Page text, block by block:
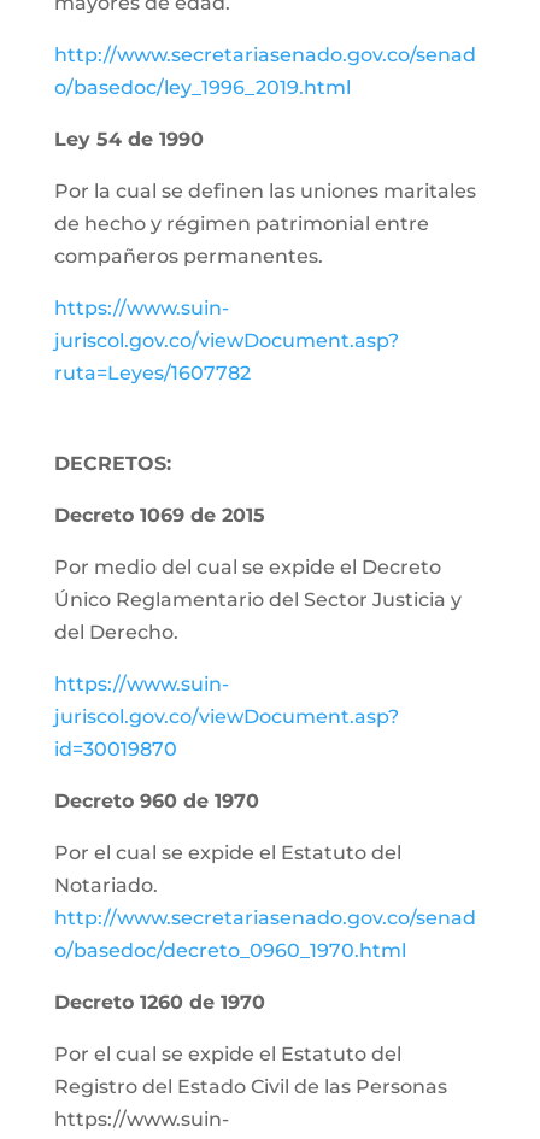
http://www.secretariasenado.gov.co/senad
o/basedoc/ley_1996_2019.html
Ley 54 de 1990
Por la cual se definen las uniones maritales
de hecho y régimen patrimonial entre
compañeros permanentes.
https://www.suin-
juriscol.gov.co/viewDocument.asp?
ruta=Leyes/1607782
DECRETOS:
Decreto 1069 de 2015
Por medio del cual se expide el Decreto
Único Reglamentario del Sector Justicia y
del Derecho.
https://www.suin-
juriscol.gov.co/viewDocument.asp?
id=30019870
Decreto 960 de 1970
Por el cual se expide el Estatuto del
Notariado.
http://www.secretariasenado.gov.co/senad
o/basedoc/decreto_0960_1970.html
Decreto 1260 de 1970
Por el cual se expide el Estatuto del
Registro del Estado Civil de las Personas
https://www.suin-